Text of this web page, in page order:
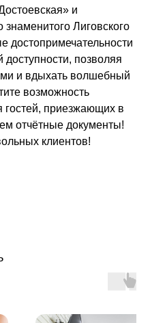
и
Лиговского
достопримечательности
доступности, позволяя
и вдыхать волшебный
возможность
гостей, приезжающих в
отчётные документы!
клиентов!